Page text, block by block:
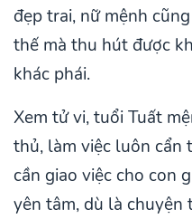
đẹp trai, nữ mệnh
thế mà thu hút được
khác phái.
Xem tử vi, tuổi Tuất
thủ, làm việc luôn cẩn
cần giao việc cho con
yên tâm, dù là chuyện